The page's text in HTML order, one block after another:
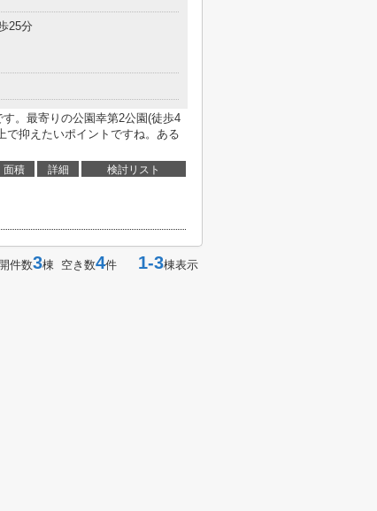
25分
。最寄りの公園幸第2公園(徒歩4
で抑えたいポイントですね。ある
面積 詳細 検討リスト
件数3棟 空き数4件 1-3棟表示